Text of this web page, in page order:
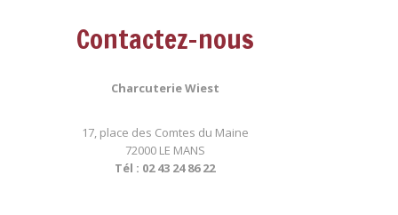
Contactez-nous
Charcuterie Wiest
17, place des Comtes du Maine
72000 LE MANS
Tél : 02 43 24 86 22